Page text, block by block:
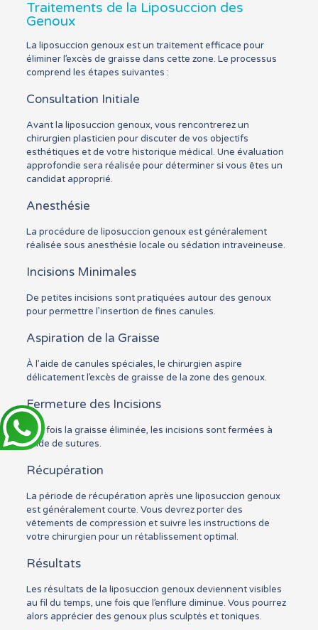
Traitements de la Liposuccion des
Genoux
La liposuccion genoux est un traitement efficace pour
éliminer l’excès de graisse dans cette zone. Le processus
comprend les étapes suivantes :
Consultation Initiale
Avant la liposuccion genoux, vous rencontrerez un
chirurgien plasticien pour discuter de vos objectifs
esthétiques et de votre historique médical. Une évaluation
approfondie sera réalisée pour déterminer si vous êtes un
candidat approprié.
Anesthésie
La procédure de liposuccion genoux est généralement
réalisée sous anesthésie locale ou sédation intraveineuse.
Incisions Minimales
De petites incisions sont pratiquées autour des genoux
pour permettre l’insertion de fines canules.
Aspiration de la Graisse
À l’aide de canules spéciales, le chirurgien aspire
délicatement l’excès de graisse de la zone des genoux.
Fermeture des Incisions
Une fois la graisse éliminée, les incisions sont fermées à
l’aide de sutures.
Récupération
La période de récupération après une liposuccion genoux
est généralement courte. Vous devrez porter des
vêtements de compression et suivre les instructions de
votre chirurgien pour un rétablissement optimal.
Résultats
Les résultats de la liposuccion genoux deviennent visibles
au fil du temps, une fois que l’enflure diminue. Vous pourrez
alors apprécier des genoux plus sculptés et toniques.